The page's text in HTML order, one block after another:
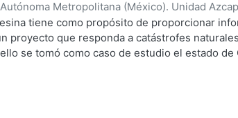
Metropolitana (México). Unidad
Información.,2015-09)Corona Farias, Jethzly
tiene como propósito de proporcionar
proyecto que responda a catástrofes
se tomó como caso de estudio el estado de